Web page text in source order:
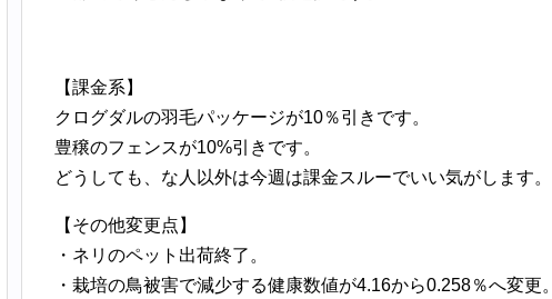
【課金系】
クログダルの羽毛パッケージが10％引きです。
豊穣のフェンスが10%引きです。
どうしても、な人以外は今週は課金スルーでいい気がします。
【その他変更点】
・ネリのペット出荷終了。
・栽培の鳥被害で減少する健康数値が4.16から0.258％へ変更。